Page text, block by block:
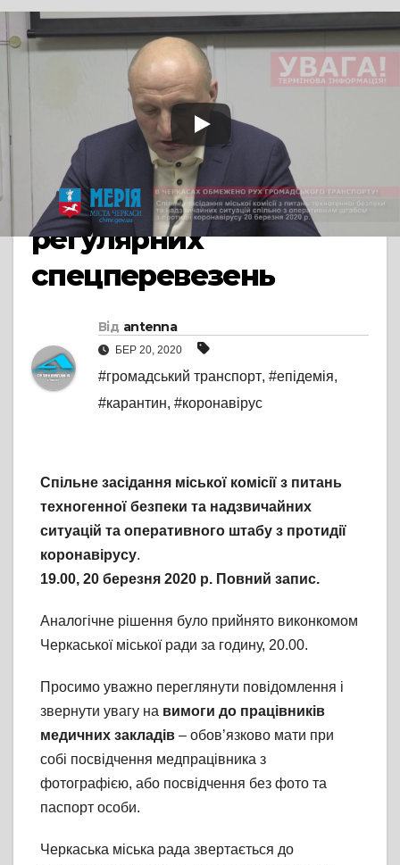
TV СЮЖЕТ ЕПІДЕМІЯ КОРОНАВІРУСУ
ТЕРМІНОВО! В
Черкасах зупинено
рух громадського
транспорту, окрім
регулярних
спецперевезень
Від antenna
БЕР 20, 2020
#громадський транспорт, #епідемія,
#карантин, #коронавірус
Спільне засідання міської комісії з питань
техногенної безпеки та надзвичайних
ситуацій та оперативного штабу з протидії
коронавірусу.
19.00, 20 березня 2020 р. Повний запис.
Аналогічне рішення було прийнято виконкомом
Черкаської міської ради за годину, 20.00.
Просимо уважно переглянути повідомлення і
звернути увагу на вимоги до працівників
медичних закладів – обов’язково мати при
собі посвідчення медпрацівника з
фотографією, або посвідчення без фото та
паспорт особи.
Черкаська міська рада звертається до